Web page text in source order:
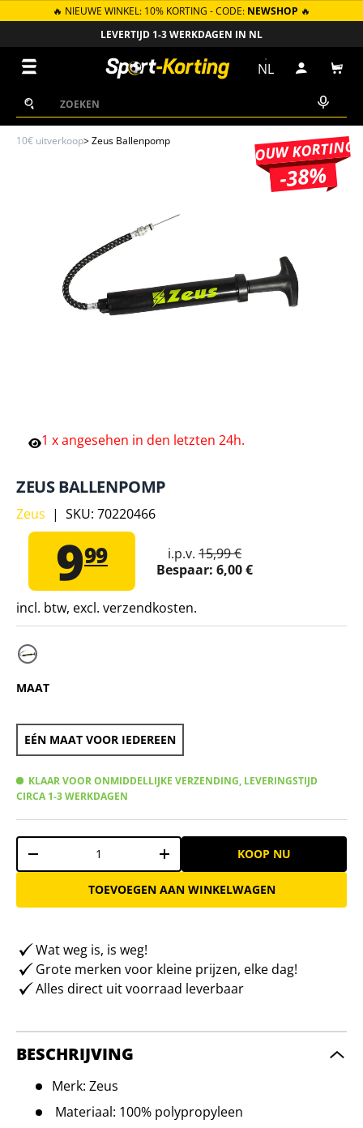
GA NAAR INHOUD
🔥 NIEUWE WINKEL: 10% KORTING - CODE: NEWSHOP 🔥
LEVERTIJD 1-3 WERKDAGEN IN NL
Zoeken
Zoeken
NL Inloggen
10€ uitverkoop>Zeus Ballenpomp JOUW KORTING
-38%
1 xangesehen in den letzten 24h.
ZEUS BALLENPOMP
Zeus | SKU: 70220466
999 i.p.v. 15,99 €
Bespaar: 6,00 €
incl. btw, excl. verzendkosten.
MAAT
EÉN MAAT VOOR IEDEREEN
KLAAR VOOR ONMIDDELLIJKE VERZENDING, LEVERINGSTIJD
CIRCA 1-3 WERKDAGEN
Aantal
-
+ KOOP NU
TOEVOEGEN AAN WINKELWAGEN
Wat weg is, is weg!
Grote merken voor kleine prijzen, elke dag!
Alles direct uit voorraad leverbaar
BESCHRIJVING
Merk: Zeus
Materiaal: 100% polypropyleen